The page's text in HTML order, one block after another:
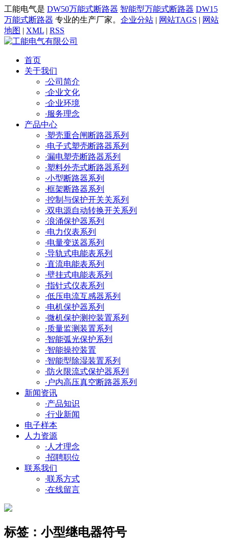
工能电气是 DW50万能式断路器 智能型万能式断路器 DW15
万能式断路器 专业的生产厂家。 企业分站 | 网站TAGS | 网站
地图 | XML | RSS
首页
关于我们
·公司简介
·企业文化
·企业环境
·服务理念
产品中心
·塑壳重合闸断路器系列
·电子式塑壳断路器系列
·漏电塑壳断路器系列
·塑料外壳式断路器系列
·小型断路器系列
·框架断路器系列
·控制与保护开关关系列
·双电源自动转换开关系列
·浪涌保护器系列
·电力仪表系列
·电量变送器系列
·导轨式电能表系列
·直流电能表系列
·壁挂式电能表系列
·指针式仪表系列
·低压电流互感器系列
·电机保护器系列
·微机保护测控装置系列
·质量监测装置系列
·智能弧光保护系列
·智能操控装置
·智能型除湿装置系列
·防火限流式保护器系列
· 户内高压真空断路器系列
新闻资讯
·产品知识
·行业新闻
电子样本
人力资源
· 人才理念
·招聘职位
联系我们
·联系方式
·在线留言
标签：小型继电器符号